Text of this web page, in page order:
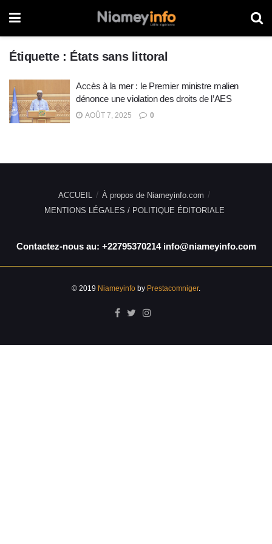
Étiquette : États sans littoral
Accès à la mer : le Premier ministre malien
dénonce une violation des droits de l’AES
AOÛT 7, 2025 0
ACCUEIL
À propos de Niameyinfo.com
MENTIONS LÉGALES / POLITIQUE ÉDITORIALE
Contactez-nous au: +22795370214 info@niameyinfo.com
© 2019 Niameyinfo by Prestacomniger.